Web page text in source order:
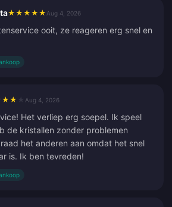
★ ★ ★ ★ ★ Aug 4, 2026
ooit, ze reageren erg snel en
★ ★ Aug 4, 2026
Het verliep erg soepel. Ik speel
de kristallen zonder problemen
het anderen aan omdat het snel
is. Ik ben tevreden!